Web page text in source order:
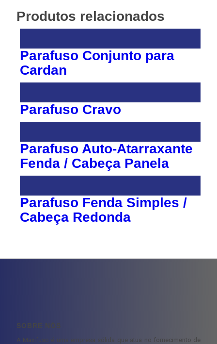
Produtos relacionados
Parafuso Conjunto para
Cardan
Parafuso Cravo
Parafuso Auto-Atarraxante
Fenda / Cabeça Panela
Parafuso Fenda Simples /
Cabeça Redonda
SOBRE NÓS
A Maxifuso é uma empresa sólida que atua no fornecimento de